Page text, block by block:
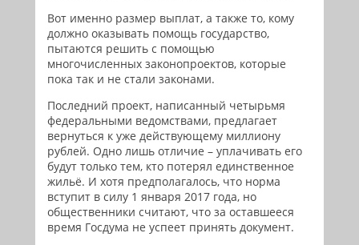
Вот именно размер выплат, а также то, кому
должно оказывать помощь государство,
пытаются решить с помощью
многочисленных законопроектов, которые
пока так и не стали законами.
Последний проект, написанный четырьмя
федеральными ведомствами, предлагает
вернуться к уже действующему миллиону
рублей. Одно лишь отличие – уплачивать его
будут только тем, кто потерял единственное
жильё. И хотя предполагалось, что норма
вступит в силу 1 января 2017 года, но
общественники считают, что за оставшееся
время Госдума не успеет принять документ.